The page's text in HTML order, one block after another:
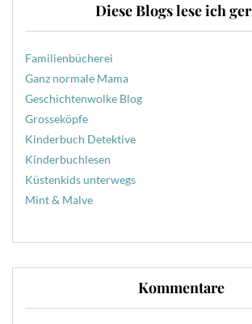
Diese Blogs lese ich
Familienbücherei
Ganz normale Mama
Geschichtenwolke Blog
Grosseköpfe
Kinderbuch Detektive
Kinderbuchlesen
Küstenkids unterwegs
Mint & Malve
Kommentare